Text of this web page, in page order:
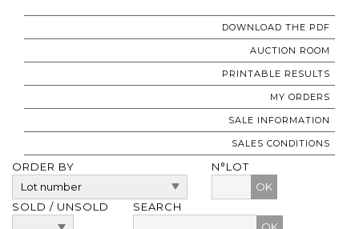
DOWNLOAD THE PDF
AUCTION ROOM
PRINTABLE RESULTS
MY ORDERS
SALE INFORMATION
SALES CONDITIONS
ORDER BY
N°LOT
OK
SOLD / UNSOLD
SEARCH